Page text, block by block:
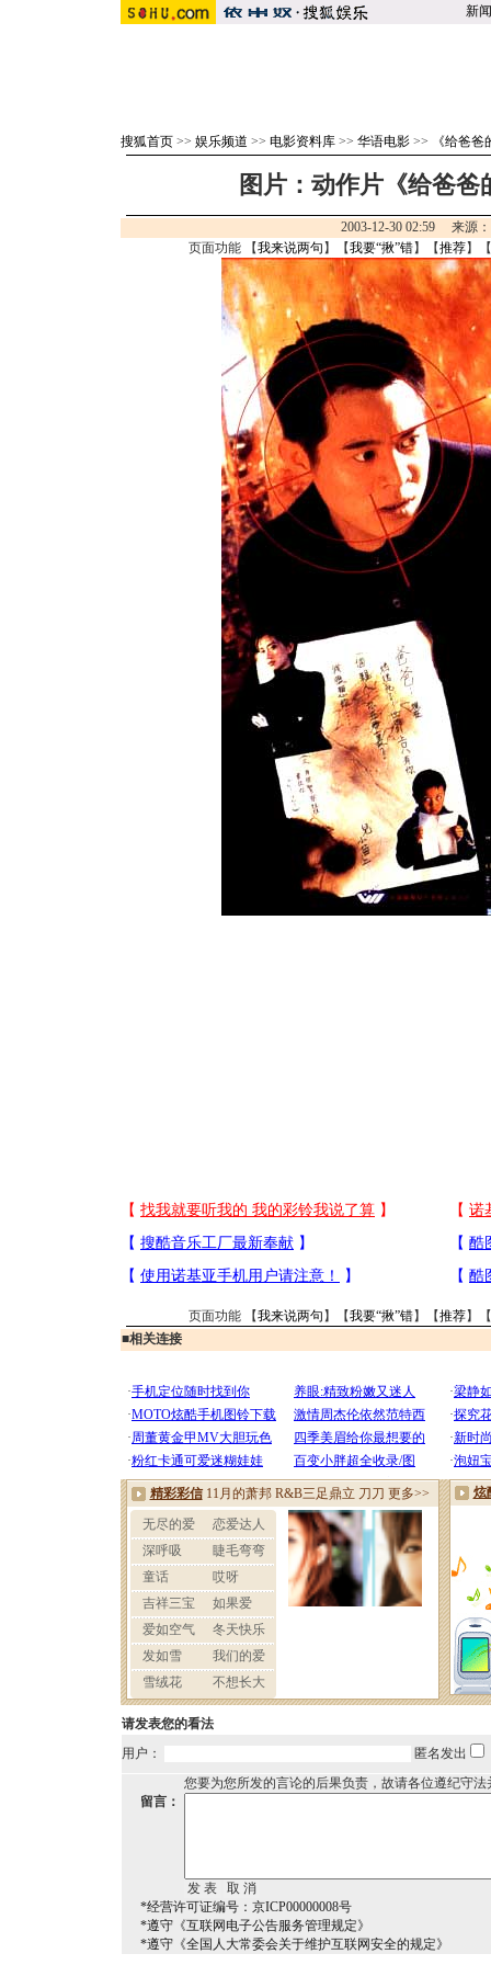
新闻
搜狐首页 >> 娱乐频道 >> 电影资料库 >> 华语电影 >> 《给爸爸
图片：动作片《给爸爸
2003-12-30 02:59 来源
页面功能 【我来说两句 】【我要“揪”错】【推荐】
页面功能 【我来说两句 】【我要“揪”错】【推荐】
■相关连接
请发表您的看法
用户：
匿名发出
您要为您所发的言论的后果负责，故请各位遵纪守
留言：
*经营许可证编号：京ICP00000008号
*遵守《互联网电子公告服务管理规定》
*遵守《全国人大常委会关于维护互联网安全的规定》